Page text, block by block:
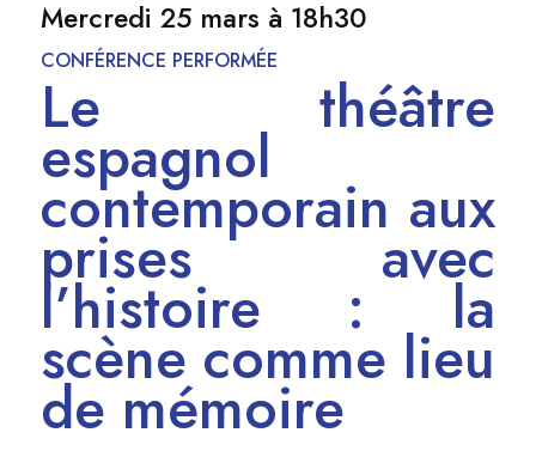
Mercredi 25 mars à 18h30
CONFÉRENCE PERFORMÉE
Le théâtre
espagnol
contemporain aux
prises avec
l’histoire : la
scène comme lieu
de mémoire